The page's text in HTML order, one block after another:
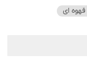
قهوه ای